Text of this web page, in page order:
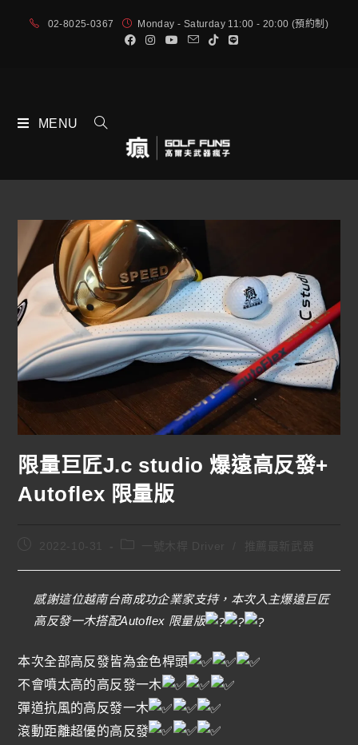
02-8025-0367 Monday - Saturday 11:00 - 20:00 (預約制)
MENU
限量巨匠J.c studio 爆遠高反發+
Autoflex 限量版
2022-10-31
感謝這位越南台商成功企業家支持，本次入主爆遠巨匠
高反發一木搭配Autoflex 限量版
本次全部高反發皆為金色桿頭
不會噴太高的高反發一木
彈道抗風的高反發一木
滾動距離超優的高反發